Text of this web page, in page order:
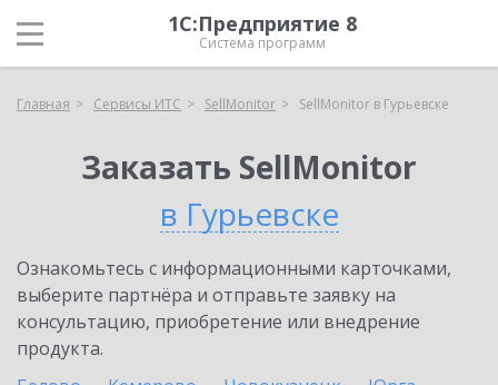
1С:Предприятие 8
Система программ
Главная Сервисы ИТС SellMonitor SellMonitor в Гурьевске
Заказать SellMonitor
в Гурьевске
Ознакомьтесь с информационными карточками,
выберите партнёра и отправьте заявку на
консультацию, приобретение или внедрение
продукта.